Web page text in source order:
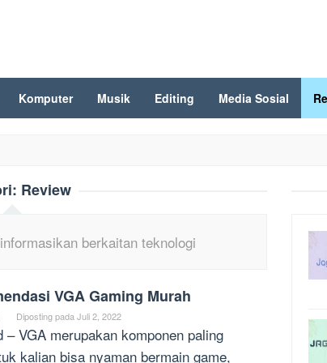
Komputer Musik Editing Media Sosial
Review
berkaitan teknologi
VGA Gaming Murah
Diposting pada Juli 2, 2022
– VGA merupakan komponen paling
kalian bisa nyaman bermain game,